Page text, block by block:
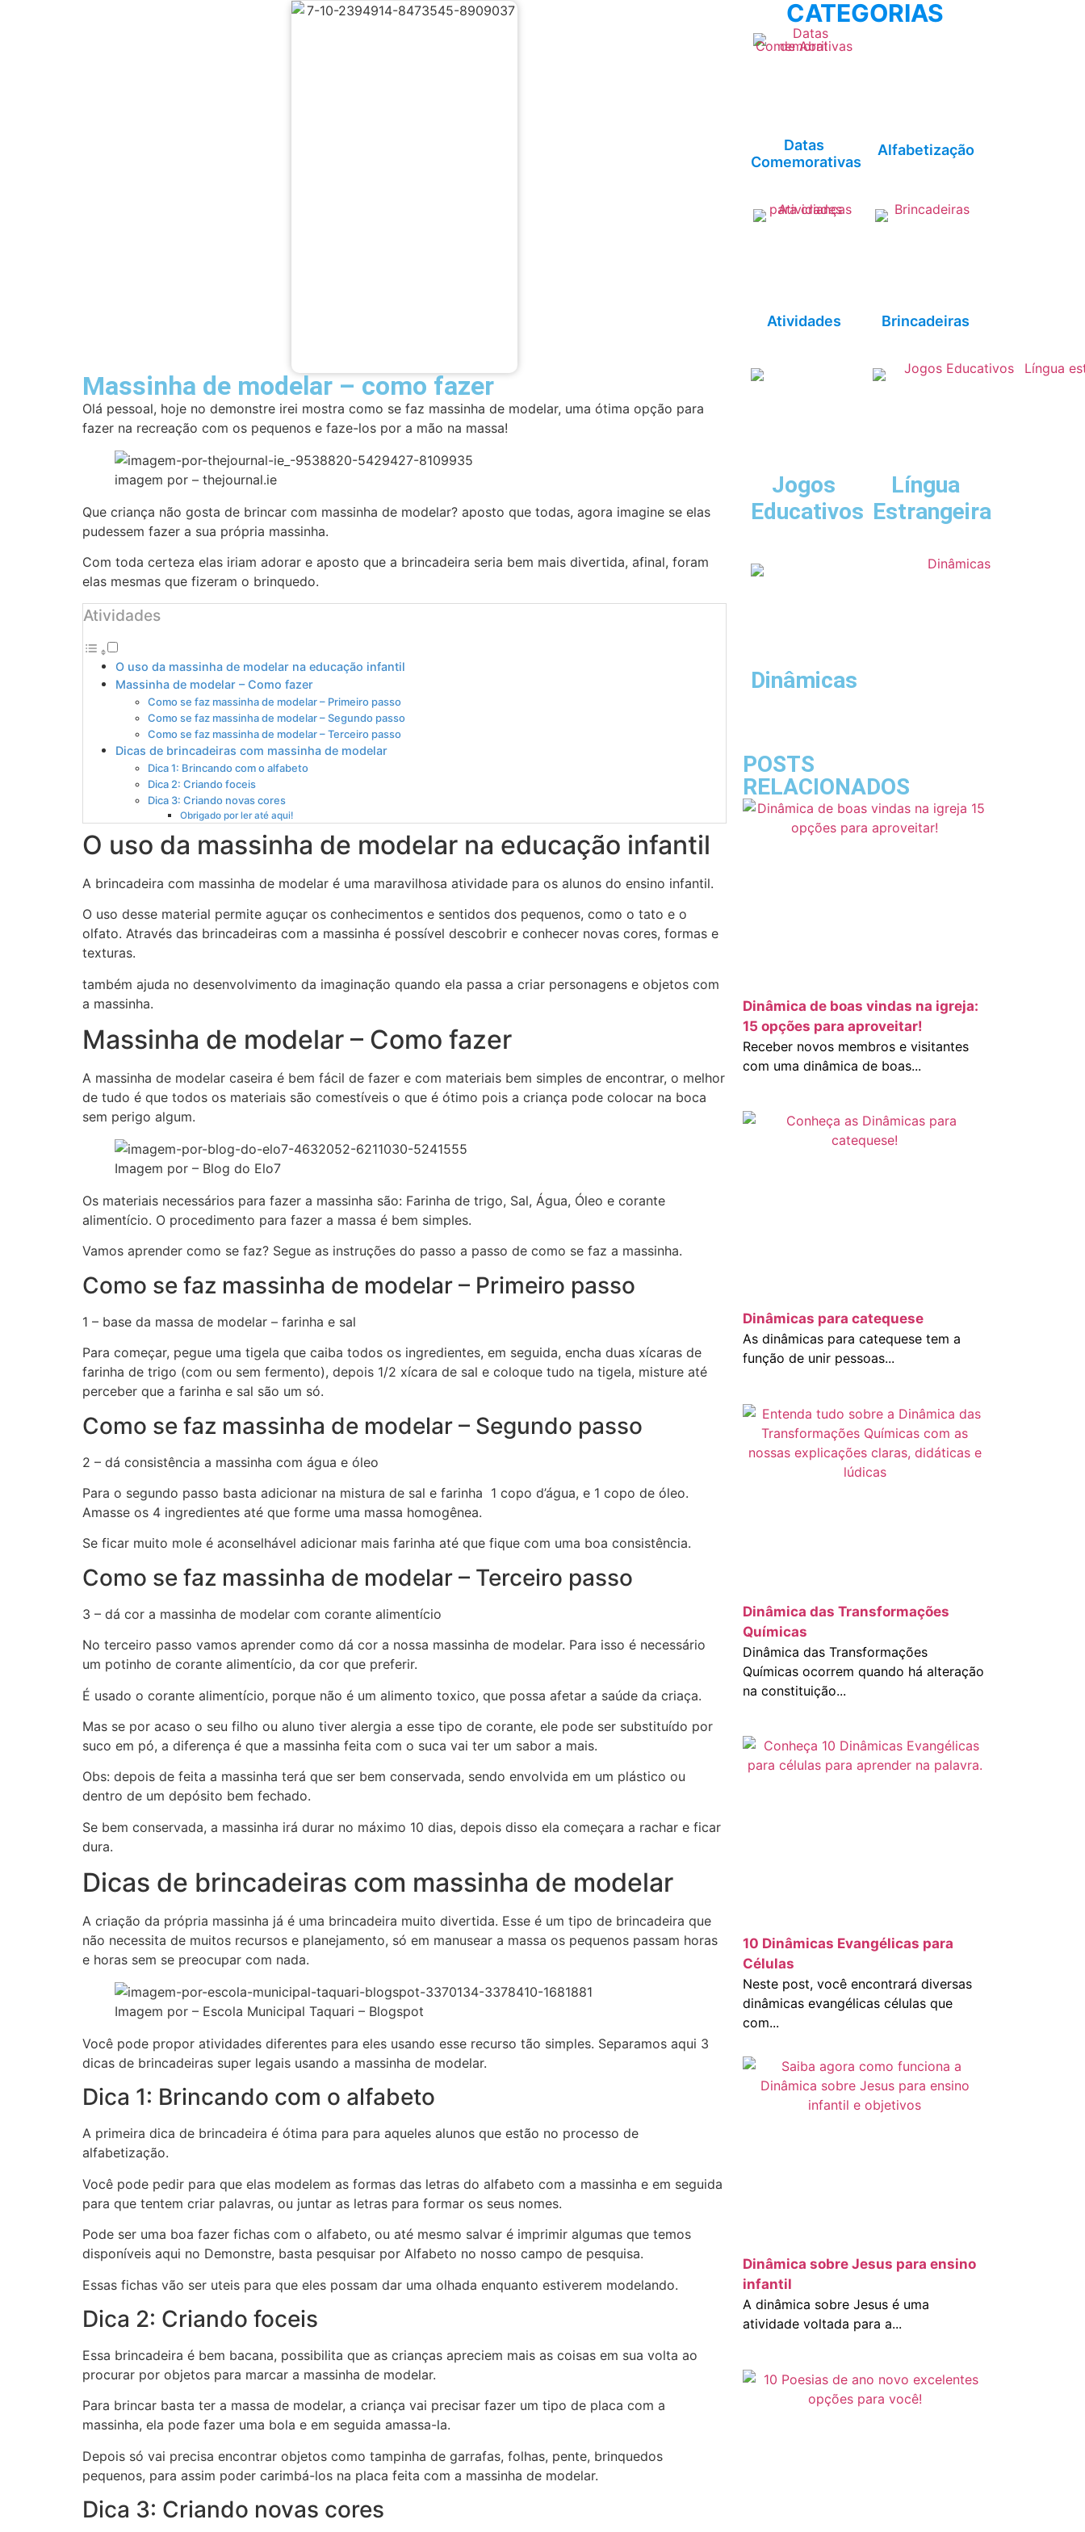
Massinha de modelar – como fazer
Olá pessoal, hoje no demonstre irei mostra como se faz massinha de modelar, uma ótima opção para
fazer na recreação com os pequenos e faze-los por a mão na massa!
imagem por – thejournal.ie
Que criança não gosta de brincar com massinha de modelar? aposto que todas, agora imagine se elas
pudessem fazer a sua própria massinha.
Com toda certeza elas iriam adorar e aposto que a brincadeira seria bem mais divertida, afinal, foram
elas mesmas que fizeram o brinquedo.
Atividades
O uso da massinha de modelar na educação infantil
Massinha de modelar – Como fazer
Como se faz massinha de modelar – Primeiro passo
Como se faz massinha de modelar – Segundo passo
Como se faz massinha de modelar – Terceiro passo
Dicas de brincadeiras com massinha de modelar
Dica 1: Brincando com o alfabeto
Dica 2: Criando foceis
Dica 3: Criando novas cores
Obrigado por ler até aqui!
O uso da massinha de modelar na educação infantil
A brincadeira com massinha de modelar é uma maravilhosa atividade para os alunos do ensino infantil.
O uso desse material permite aguçar os conhecimentos e sentidos dos pequenos, como o tato e o
olfato. Através das brincadeiras com a massinha é possível descobrir e conhecer novas cores, formas e
texturas.
também ajuda no desenvolvimento da imaginação quando ela passa a criar personagens e objetos com
a massinha.
Massinha de modelar – Como fazer
A massinha de modelar caseira é bem fácil de fazer e com materiais bem simples de encontrar, o melhor
de tudo é que todos os materiais são comestíveis o que é ótimo pois a criança pode colocar na boca
sem perigo algum.
Imagem por – Blog do Elo7
Os materiais necessários para fazer a massinha são: Farinha de trigo, Sal, Água, Óleo e corante
alimentício. O procedimento para fazer a massa é bem simples.
Vamos aprender como se faz? Segue as instruções do passo a passo de como se faz a massinha.
Como se faz massinha de modelar – Primeiro passo
1 – base da massa de modelar – farinha e sal
Para começar, pegue uma tigela que caiba todos os ingredientes, em seguida, encha duas xícaras de
farinha de trigo (com ou sem fermento), depois 1/2 xícara de sal e coloque tudo na tigela, misture até
perceber que a farinha e sal são um só.
Como se faz massinha de modelar – Segundo passo
2 – dá consistência a massinha com água e óleo
Para o segundo passo basta adicionar na mistura de sal e farinha 1 copo d’água, e 1 copo de óleo.
Amasse os 4 ingredientes até que forme uma massa homogênea.
Se ficar muito mole é aconselhável adicionar mais farinha até que fique com uma boa consistência.
Como se faz massinha de modelar – Terceiro passo
3 – dá cor a massinha de modelar com corante alimentício
No terceiro passo vamos aprender como dá cor a nossa massinha de modelar. Para isso é necessário
um potinho de corante alimentício, da cor que preferir.
É usado o corante alimentício, porque não é um alimento toxico, que possa afetar a saúde da criaça.
Mas se por acaso o seu filho ou aluno tiver alergia a esse tipo de corante, ele pode ser substituído por
suco em pó, a diferença é que a massinha feita com o suca vai ter um sabor a mais.
Obs: depois de feita a massinha terá que ser bem conservada, sendo envolvida em um plástico ou
dentro de um depósito bem fechado.
Se bem conservada, a massinha irá durar no máximo 10 dias, depois disso ela começara a rachar e ficar
dura.
Dicas de brincadeiras com massinha de modelar
A criação da própria massinha já é uma brincadeira muito divertida. Esse é um tipo de brincadeira que
não necessita de muitos recursos e planejamento, só em manusear a massa os pequenos passam horas
e horas sem se preocupar com nada.
Imagem por – Escola Municipal Taquari – Blogspot
Você pode propor atividades diferentes para eles usando esse recurso tão simples. Separamos aqui 3
dicas de brincadeiras super legais usando a massinha de modelar.
Dica 1: Brincando com o alfabeto
A primeira dica de brincadeira é ótima para para aqueles alunos que estão no processo de
alfabetização.
Você pode pedir para que elas modelem as formas das letras do alfabeto com a massinha e em seguida
para que tentem criar palavras, ou juntar as letras para formar os seus nomes.
Pode ser uma boa fazer fichas com o alfabeto, ou até mesmo salvar é imprimir algumas que temos
disponíveis aqui no Demonstre, basta pesquisar por Alfabeto no nosso campo de pesquisa.
Essas fichas vão ser uteis para que eles possam dar uma olhada enquanto estiverem modelando.
Dica 2: Criando foceis
Essa brincadeira é bem bacana, possibilita que as crianças apreciem mais as coisas em sua volta ao
procurar por objetos para marcar a massinha de modelar.
Para brincar basta ter a massa de modelar, a criança vai precisar fazer um tipo de placa com a
massinha, ela pode fazer uma bola e em seguida amassa-la.
Depois só vai precisa encontrar objetos como tampinha de garrafas, folhas, pente, brinquedos
pequenos, para assim poder carimbá-los na placa feita com a massinha de modelar.
Dica 3: Criando novas cores
CATEGORIAS
Datas
Comemorativas
Alfabetização
Atividades Brincadeiras
Jogos
Educativos
Língua
Estrangeira
Dinâmicas
POSTS
RELACIONADOS
Dinâmica de boas vindas na igreja:
15 opções para aproveitar!
Receber novos membros e visitantes
com uma dinâmica de boas...
Dinâmicas para catequese
As dinâmicas para catequese tem a
função de unir pessoas...
Dinâmica das Transformações
Químicas
Dinâmica das Transformações
Químicas ocorrem quando há alteração
na constituição...
10 Dinâmicas Evangélicas para
Células
Neste post, você encontrará diversas
dinâmicas evangélicas células que
com...
Dinâmica sobre Jesus para ensino
infantil
A dinâmica sobre Jesus é uma
atividade voltada para a...